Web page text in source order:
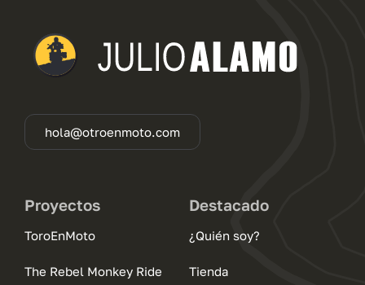
hola@otroenmoto.com
Proyectos
ToroEnMoto
The Rebel Monkey Ride
Destacado
¿Quién soy?
Tienda